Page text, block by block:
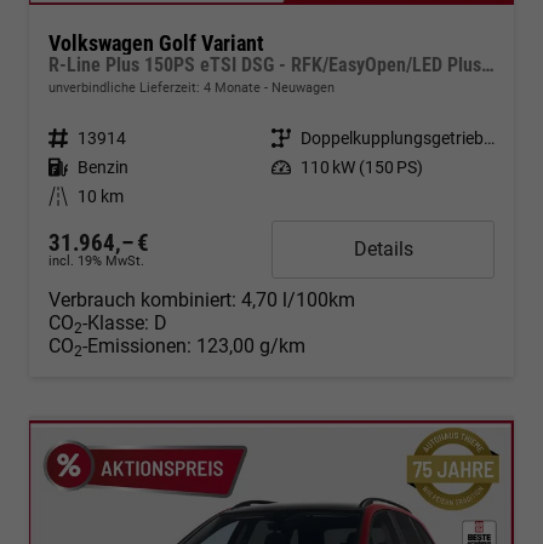
Volkswagen Golf Variant
R-Line Plus 150PS eTSI DSG - RFK/EasyOpen/LED Plus/18"/Keyless/ACC
unverbindliche Lieferzeit: 4 Monate Neuwagen
Fahrzeugnr. 13914 Getriebe
Doppelkupplungsgetriebe (DSG)
Kraftstoff Benzin Leistung 110 kW (150 PS)
Kilometerstand
10 km
31.964,– €
incl. 19% MwSt.
Details
Verbrauch kombiniert: 4,70 l/100km
CO2-Klasse: D
CO2-Emissionen: 123,00 g/km